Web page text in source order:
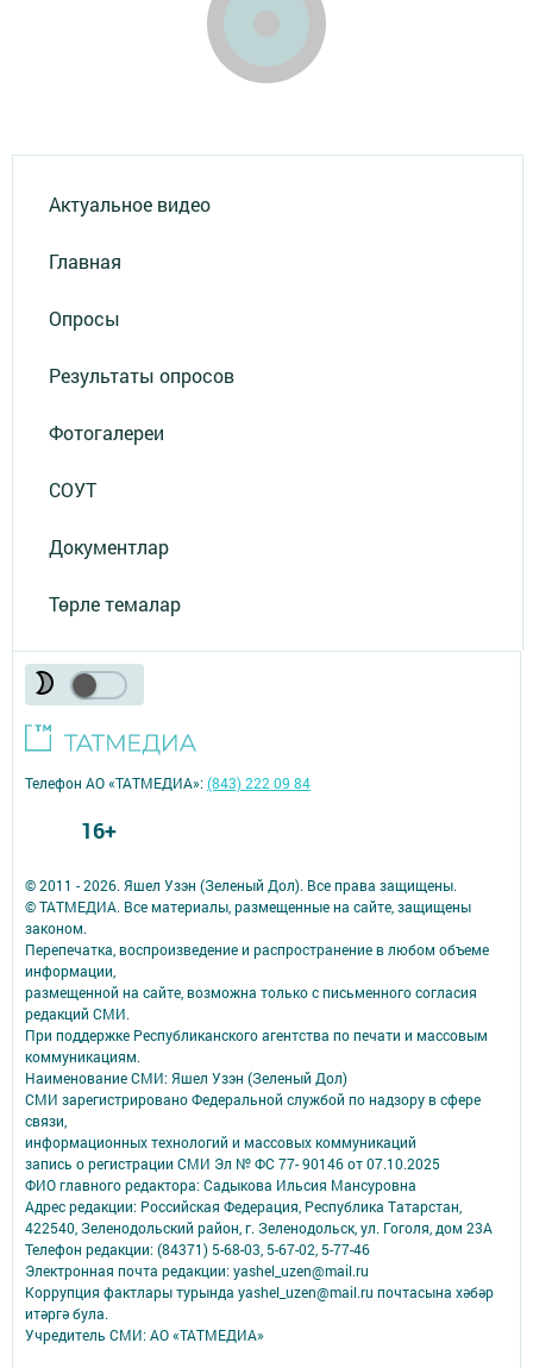
Актуальное видео
Главная
Опросы
Результаты опросов
Фотогалереи
СОУТ
Документлар
Төрле темалар
© 2011 - 2026. Яшел Узэн (Зеленый Дол). Все права защищены.
© ТАТМЕДИА. Все материалы, размещенные на сайте, защищены
законом.
Перепечатка, воспроизведение и распространение в любом объеме
информации,
размещенной на сайте, возможна только с письменного согласия
редакций СМИ.
При поддержке Республиканского агентства по печати и массовым
коммуникациям.
Наименование СМИ: Яшел Узэн (Зеленый Дол)
СМИ зарегистрировано Федеральной службой по надзору в сфере
связи,
информационных технологий и массовых коммуникаций
запись о регистрации СМИ Эл № ФС 77- 90146 от 07.10.2025
ФИО главного редактора: Садыкова Ильсия Мансуровна
Адрес редакции: Российская Федерация, Республика Татарстан,
422540, Зеленодольский район, г. Зеленодольск, ул. Гоголя, дом 23А
Телефон редакции: (84371) 5-68-03, 5-67-02, 5-77-46
Электронная почта редакции: yashel_uzen@mail.ru
Коррупция фактлары турында yashel_uzen@mail.ru почтасына хәбәр
итәргә була.
Учредитель СМИ: АО «ТАТМЕДИА»
Телефон АО «ТАТМЕДИА»:(843) 222 09 84
16+